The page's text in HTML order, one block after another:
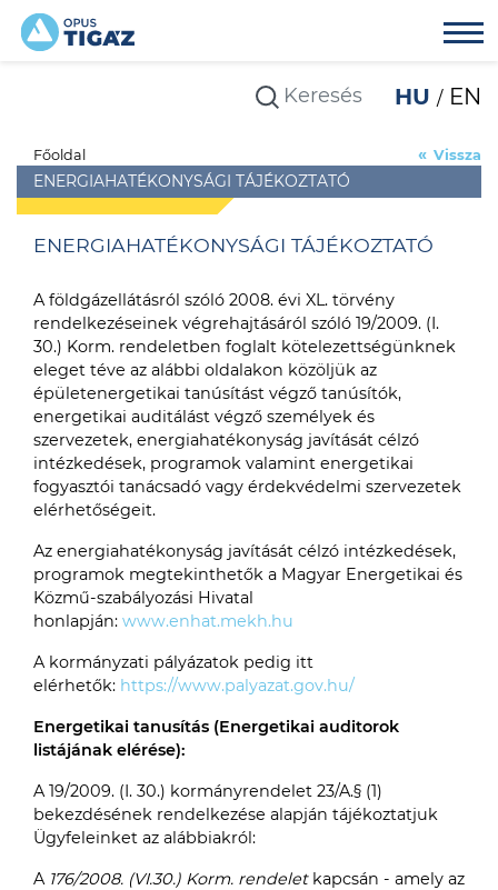
HU EN
Főoldal
ENERGIAHATÉKONYSÁGI TÁJÉKOZTATÓ
Vissza
ENERGIAHATÉKONYSÁGI TÁJÉKOZTATÓ
A földgázellátásról szóló 2008. évi XL. törvény
rendelkezéseinek végrehajtásáról szóló 19/2009. (I.
30.) Korm. rendeletben foglalt kötelezettségünknek
eleget téve az alábbi oldalakon közöljük az
épületenergetikai tanúsítást végző tanúsítók,
energetikai auditálást végző személyek és
szervezetek, energiahatékonyság javítását célzó
intézkedések, programok valamint energetikai
fogyasztói tanácsadó vagy érdekvédelmi szervezetek
elérhetőségeit.
Az energiahatékonyság javítását célzó intézkedések,
programok megtekinthetők a Magyar Energetikai és
Közmű-szabályozási Hivatal
honlapján: www.enhat.mekh.hu
A kormányzati pályázatok pedig itt
elérhetők: https://www.palyazat.gov.hu/
Energetikai tanusítás (Energetikai auditorok
listájának elérése):
A 19/2009. (I. 30.) kormányrendelet 23/A.§ (1)
bekezdésének rendelkezése alapján tájékoztatjuk
Ügyfeleinket az alábbiakról:
A 176/2008. (VI.30.) Korm. rendeletkapcsán - amely az